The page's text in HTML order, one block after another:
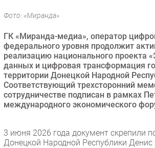
Гаджеты
Здоровье
РАЗДЕЛЫ
Новости
Аналитика
Интервью
Проекты
Фото: «Миранда»
ГК «Миранда-медиа», оператор
федерального уровня продолжит
реализацию национального проекта
данных и цифровая трансформация
территории Донецкой Народной
Соответствующий трехсторонний
сотрудничестве подписан в рамках
международного экономического
3 июня 2026 года документ скрепили
Донецкой Народной Республики